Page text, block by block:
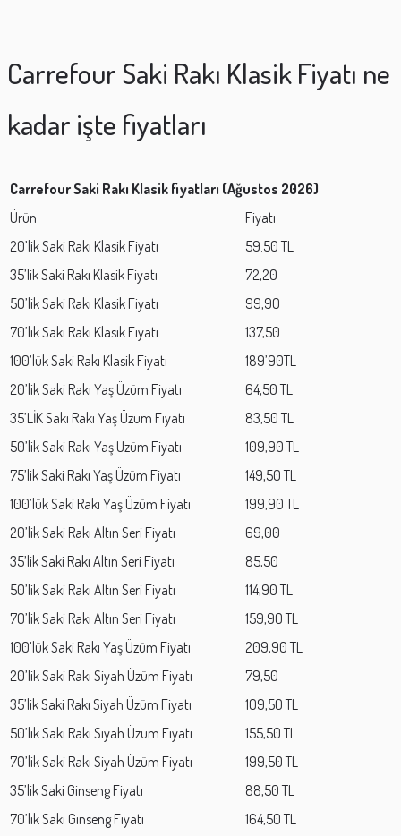
Carrefour Saki Rakı Klasik Fiyatı ne
kadar işte fiyatları
Carrefour Saki Rakı Klasik fiyatları (Ağustos 2026)
Ürün
Fiyatı
20’lik Saki Rakı Klasik Fiyatı
59.50 TL
35’lik Saki Rakı Klasik Fiyatı
72,20
50’lik Saki Rakı Klasik Fiyatı
99,90
70’lik Saki Rakı Klasik Fiyatı
137,50
100’lük Saki Rakı Klasik Fiyatı
189’90TL
20’lik Saki Rakı Yaş Üzüm Fiyatı
64,50 TL
35’LİK Saki Rakı Yaş Üzüm Fiyatı
83,50 TL
50’lik Saki Rakı Yaş Üzüm Fiyatı
109,90 TL
75’lik Saki Rakı Yaş Üzüm Fiyatı
149,50 TL
100’lük Saki Rakı Yaş Üzüm Fiyatı
199,90 TL
20’lik Saki Rakı Altın Seri Fiyatı
69,00
35’lik Saki Rakı Altın Seri Fiyatı
85,50
50’lik Saki Rakı Altın Seri Fiyatı
114,90 TL
70’lik Saki Rakı Altın Seri Fiyatı
159,90 TL
100’lük Saki Rakı Yaş Üzüm Fiyatı
209,90 TL
20’lik Saki Rakı Siyah Üzüm Fiyatı
79,50
35’lik Saki Rakı Siyah Üzüm Fiyatı
109,50 TL
50’lik Saki Rakı Siyah Üzüm Fiyatı
155,50 TL
70’lik Saki Rakı Siyah Üzüm Fiyatı
199,50 TL
35’lik Saki Ginseng Fiyatı
88,50 TL
70’lik Saki Ginseng Fiyatı
164,50 TL